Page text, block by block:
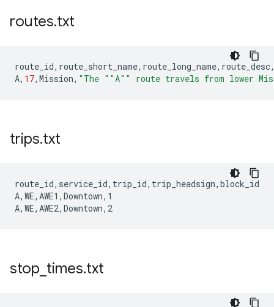
routes.txt
route_id, route_short_name, route_long_name, route_desc
A, 17, Mission, "The ""A"" route travels from lower
trips.txt
route_id,service_id,trip_id,trip_headsign,block_id
A,WE,AWE1,Downtown,1
stop times.txt